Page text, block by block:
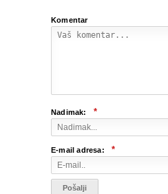
Komentar
Nadimak: *
E-mail adresa: *